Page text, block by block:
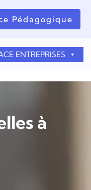
Pédagogique
ENTREPRISES
à